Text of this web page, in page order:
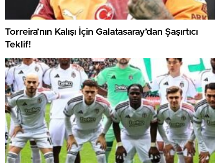
Torreira’nın Kalışı İçin Galatasaray’dan Şaşırtıcı
Teklif!